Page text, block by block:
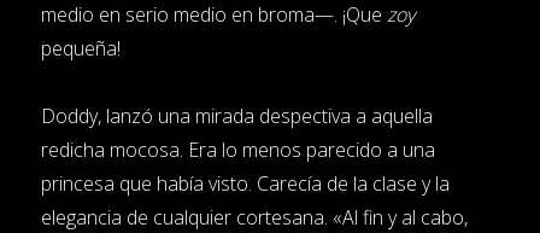
medio en serio medio en broma—. ¡Quezoy
pequeña!
Doddy, lanzó una mirada despectiva a aquella
redicha mocosa. Era lo menos parecido a una
princesa que había visto. Carecía de la clase y la
elegancia de cualquier cortesana. «Al fin y al cabo,